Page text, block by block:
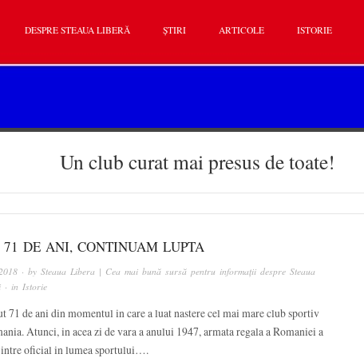
DESPRE STEAUA LIBERĂ ȘTIRI ARTICOLE ISTORIE
Un club curat mai presus de toate!
71 DE ANI, CONTINUAM LUPTA
· by Steaua Libera | Cea mai bună sursă pentru informații despre Steaua
· in Istorie
71 de ani din momentul in care a luat nastere cel mai mare club sportiv
Atunci, in acea zi de vara a anului 1947, armata regala a Romaniei a
intre oficial in lumea sportului….